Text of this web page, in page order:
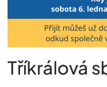
Tříkrálová